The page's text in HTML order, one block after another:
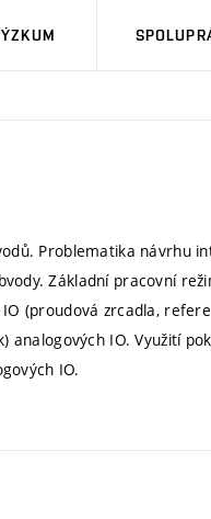
Problematika návrhu
Základní pracovní
(proudová zrcadla,
IO. Využití
IO.